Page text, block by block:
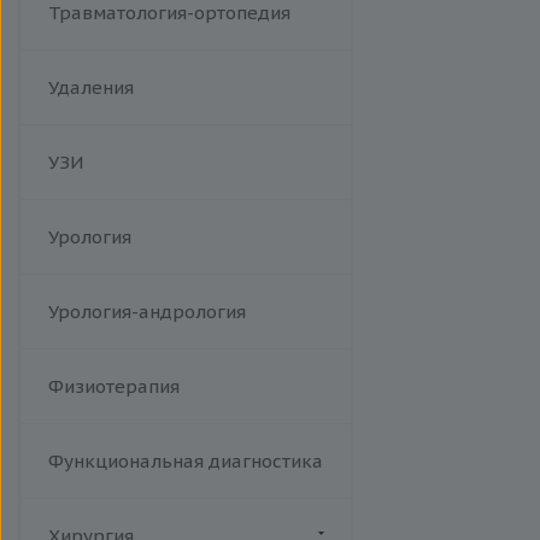
Травматология-ортопедия
Удаления
УЗИ
Урология
Урология-андрология
Физиотерапия
Функциональная диагностика